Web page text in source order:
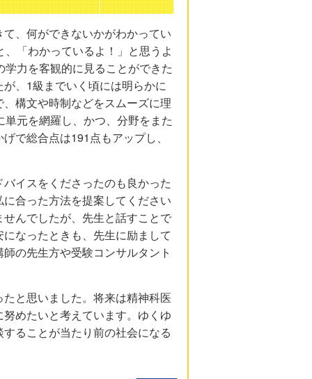
、何ができないかがわかってい
「わかっているよ！」と思うよ
力を客観的に見ることができた
、1級までいく頃には明らかに
構文や時制などをスムーズに理
元を網羅し、かつ、分野をまた
で総合点は191点もアップし、
イスをくださったのも良かった
合った方法を提案してください
んでしたが、先生と話すことで
なったときも、先生に励まして
の先生方や受験コンサルタント
と思いました。将来は精神科医
めたいと考えています。ゆくゆ
ることが当たり前の社会になる